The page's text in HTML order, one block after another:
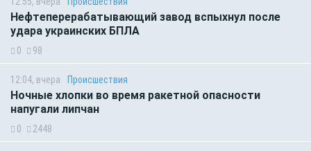
Нефтеперерабатывающий завод вспыхнул после
удара украинских БПЛА
0 98
12:04, вчера Происшествия
Ночные хлопки во время ракетной опасности
напугали липчан
0 2448